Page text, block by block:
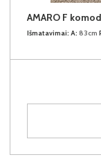
AMARO F
Išmatavimai: A: 83cm